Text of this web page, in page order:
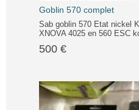
Goblin 570 complet
Sab goblin 570 Etat nickel
XNOVA 4025 en 560 ESC
500 €